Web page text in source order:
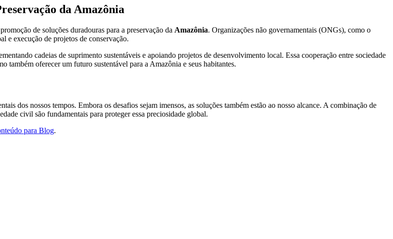
da Amazônia
de soluções duradouras para a preservação da Amazônia. Organizações não governamentais (ONGs), como o
e execução de projetos de conservação.
cadeias de suprimento sustentáveis e apoiando projetos de desenvolvimento local. Essa cooperação entre sociedade
também oferecer um futuro sustentável para a Amazônia e seus habitantes.
dos nossos tempos. Embora os desafios sejam imensos, as soluções também estão ao nosso alcance. A combinação de
civil são fundamentais para proteger essa preciosidade global.
para Blog.